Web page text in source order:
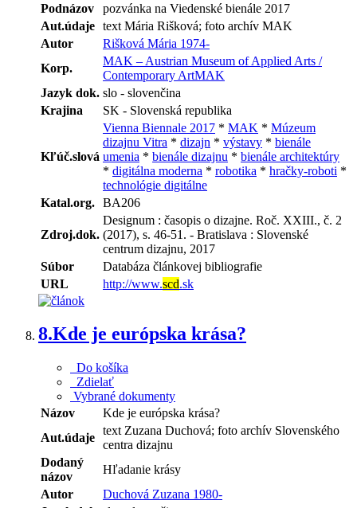
Podnázov
pozvánka na Viedenské bienále 2017
Aut.údaje text Mária Rišková; foto archív MAK
Autor
Rišková Mária 1974-
Korp.
MAK – Austrian Museum of Applied Arts /
Contemporary ArtMAK
Jazyk dok. slo - slovenčina
Krajina
SK - Slovenská republika
Kľúč.slová
Vienna Biennale 2017 * MAK * Múzeum
dizajnu Vitra * dizajn * výstavy * bienále
umenia * bienále dizajnu * bienále architektúry
* digitálna moderna * robotika * hračky-roboti *
technológie digitálne
Katal.org. BA206
Zdroj.dok.
Designum : časopis o dizajne. Roč. XXIII., č. 2
(2017), s. 46-51. - Bratislava : Slovenské
centrum dizajnu, 2017
Súbor
Databáza článkovej bibliografie
URL
http://www.scd.sk
8.Kde je európska krása?
Do košíka
Zdielať
Vybrané dokumenty
Názov
Kde je európska krása?
Aut.údaje
text Zuzana Duchová; foto archív Slovenského
centra dizajnu
Dodaný
názov
Hľadanie krásy
Autor
Duchová Zuzana 1980-